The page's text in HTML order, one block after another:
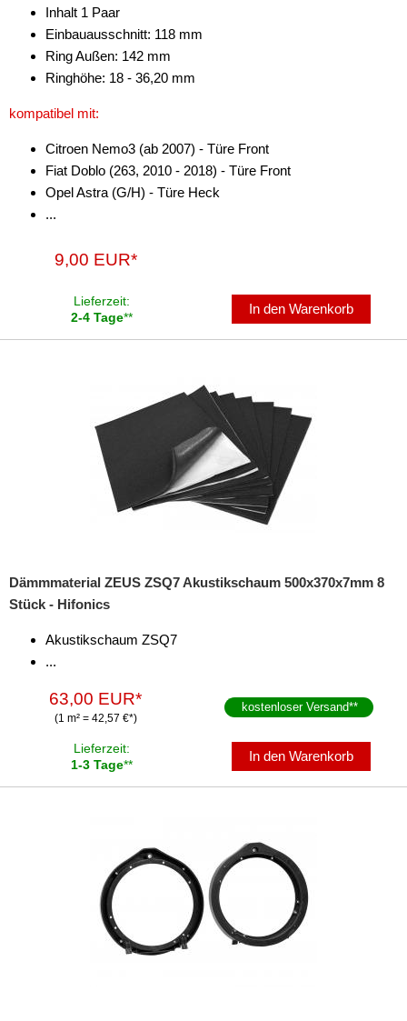
Inhalt 1 Paar
Einbauausschnitt: 118 mm
Ring Außen: 142 mm
Ringhöhe: 18 - 36,20 mm
kompatibel mit:
Citroen Nemo3 (ab 2007) - Türe Front
Fiat Doblo (263, 2010 - 2018) - Türe Front
Opel Astra (G/H) - Türe Heck
...
9,00 EUR*
Lieferzeit:
2-4 Tage**
In den Warenkorb
Dämmmaterial ZEUS ZSQ7 Akustikschaum 500x370x7mm 8
Stück - Hifonics
Akustikschaum ZSQ7
...
63,00 EUR*
(1 m² = 42,57 €*)
kostenloser Versand**
Lieferzeit:
1-3 Tage**
In den Warenkorb